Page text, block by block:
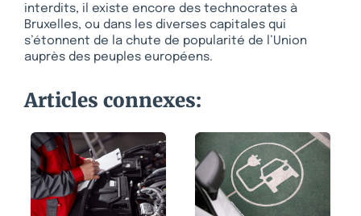
interdits, il existe encore des technocrates à
Bruxelles, ou dans les diverses capitales qui
s’étonnent de la chute de popularité de l’Union
auprès des peuples européens.
Articles connexes: